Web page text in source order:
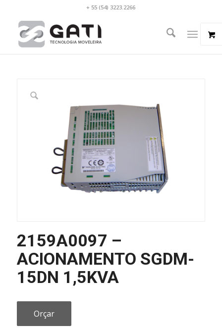
+ 55 (54) 3223.2266
2159A0097 –
ACIONAMENTO SGDM-
15DN 1,5KVA
Orçar